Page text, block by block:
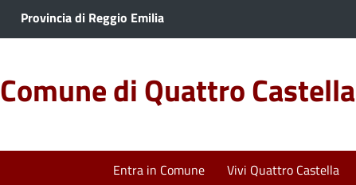
Provincia di Reggio Emilia
Comune di Quattro Castella
Entra in Comune Vivi Quattro Castella